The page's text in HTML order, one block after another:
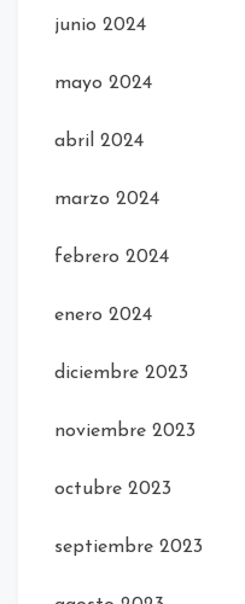
junio 2024
mayo 2024
abril 2024
marzo 2024
febrero 2024
enero 2024
diciembre 2023
noviembre 2023
octubre 2023
septiembre 2023